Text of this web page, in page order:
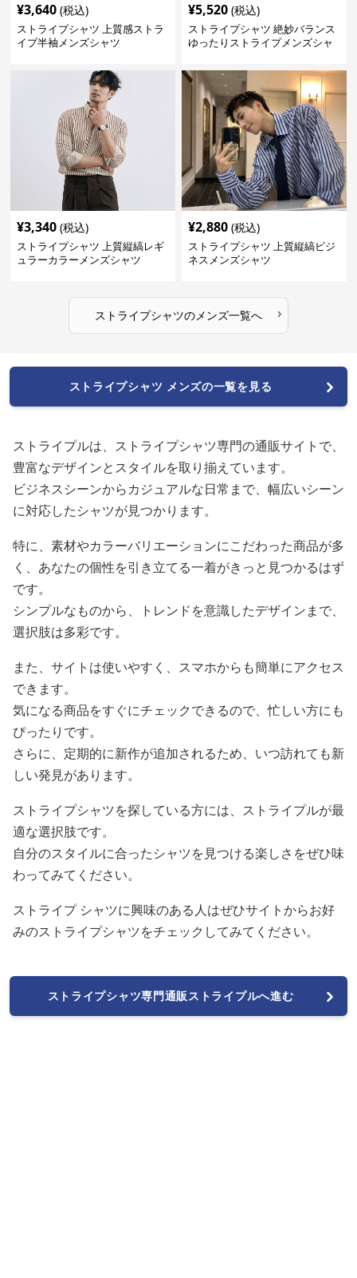
¥3,640 (税込)
ストライプシャツ 上質感ストラ
イプ半袖メンズシャツ
¥5,520 (税込)
ストライプシャツ 絶妙バランス
ゆったりストライプメンズシャ
¥3,340 (税込)
ストライプシャツ 上質縦縞レギ
ュラーカラーメンズシャツ
¥2,880 (税込)
ストライプシャツ 上質縦縞ビジ
ネスメンズシャツ
ストライプシャツのメンズ一覧へ ›
ストライプシャツ メンズの一覧を見る
ストライプルは、ストライプシャツ専門の通販サイトで、
豊富なデザインとスタイルを取り揃えています。
ビジネスシーンからカジュアルな日常まで、幅広いシーン
に対応したシャツが見つかります。
特に、素材やカラーバリエーションにこだわった商品が多
く、あなたの個性を引き立てる一着がきっと見つかるはず
です。
シンプルなものから、トレンドを意識したデザインまで、
選択肢は多彩です。
また、サイトは使いやすく、スマホからも簡単にアクセス
できます。
気になる商品をすぐにチェックできるので、忙しい方にも
ぴったりです。
さらに、定期的に新作が追加されるため、いつ訪れても新
しい発見があります。
ストライプシャツを探している方には、ストライプルが最
適な選択肢です。
自分のスタイルに合ったシャツを見つける楽しさをぜひ味
わってみてください。
ストライプ シャツに興味のある人はぜひサイトからお好
みのストライプシャツをチェックしてみてください。
ストライプシャツ専門通販ストライプルへ進む